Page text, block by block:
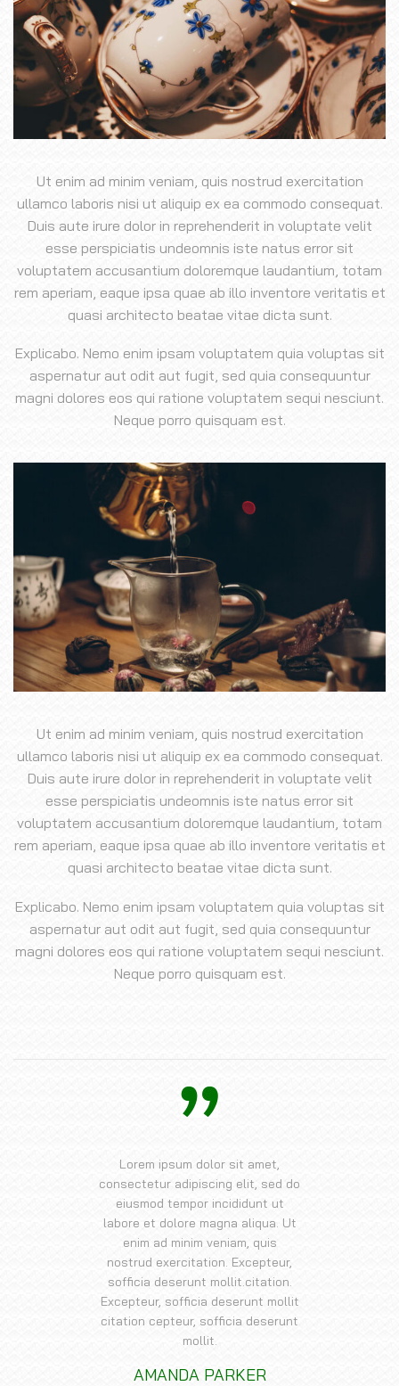
Ut enim ad minim veniam, quis nostrud exercitation
ullamco laboris nisi ut aliquip ex ea commodo consequat.
Duis aute irure dolor in reprehenderit in voluptate velit
esse perspiciatis undeomnis iste natus error sit
voluptatem accusantium doloremque laudantium, totam
rem aperiam, eaque ipsa quae ab illo inventore veritatis et
quasi architecto beatae vitae dicta sunt.
Explicabo. Nemo enim ipsam voluptatem quia voluptas sit
aspernatur aut odit aut fugit, sed quia consequuntur
magni dolores eos qui ratione voluptatem sequi nesciunt.
Neque porro quisquam est.
Ut enim ad minim veniam, quis nostrud exercitation
ullamco laboris nisi ut aliquip ex ea commodo consequat.
Duis aute irure dolor in reprehenderit in voluptate velit
esse perspiciatis undeomnis iste natus error sit
voluptatem accusantium doloremque laudantium, totam
rem aperiam, eaque ipsa quae ab illo inventore veritatis et
quasi architecto beatae vitae dicta sunt.
Explicabo. Nemo enim ipsam voluptatem quia voluptas sit
aspernatur aut odit aut fugit, sed quia consequuntur
magni dolores eos qui ratione voluptatem sequi nesciunt.
Neque porro quisquam est.
Lorem ipsum dolor sit amet,
consectetur adipiscing elit, sed do
eiusmod tempor incididunt ut
labore et dolore magna aliqua. Ut
enim ad minim veniam, quis
nostrud exercitation. Excepteur,
sofficia deserunt mollit.citation.
Excepteur, sofficia deserunt mollit
citation cepteur, sofficia deserunt
mollit.
AMANDA PARKER